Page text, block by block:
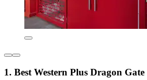
1. Best Western Plus Dragon